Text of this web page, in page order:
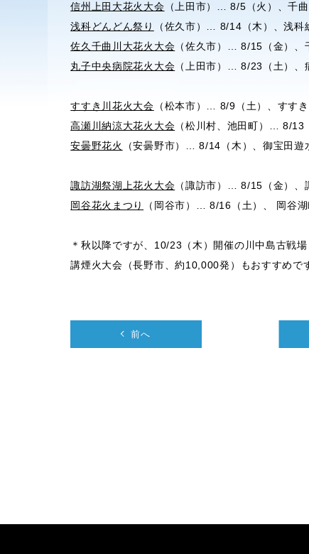
信州上田大花火大会 （上田市）… 8/5（火）、千
浅科どんどん祭り
（佐久市）… 8/14（木）、浅
佐久千曲川大花火大会 （佐久市）… 8/15（金）、
丸子中央病院花火大会 （上田市）… 8/23（土）
すすき川花火大会 （松本市）… 8/9（土）、すす
高瀬川納涼大花火大会 （松川村、池田町）… 8/13
安曇野花火
（安曇野市）… 8/14（木）、御宝田遊
諏訪湖祭湖上花火大会 （諏訪市）… 8/15（金）
岡谷花火まつり
（岡谷市）… 8/16（土）、 岡谷
＊秋以降ですが、10/23（木）開催の川中島古戦
講煙火大会（長野市、約10,000発）もおすすめで
前へ